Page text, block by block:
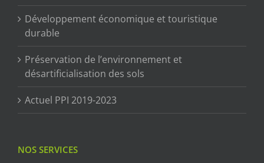
Développement économique et touristique
durable
Préservation de l’environnement et
désartificialisation des sols
Actuel PPI 2019-2023
NOS SERVICES